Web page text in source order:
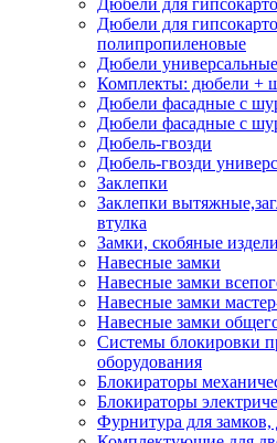
Дюбели для
Дюбели для
полипропиленовые
Дюбели универсальные
Комплекты: дюбели +
Дюбели фасадные с
Дюбели фасадные с
Дюбель-гвозди
Дюбель-гвозди
Заклепки
Заклепки
втулка
Замки, скобяные
Навесные замки
Навесные замки
Навесные замки
Навесные замки
Системы блокировки
оборудования
Блокираторы
Блокираторы
Фурнитура для замков,